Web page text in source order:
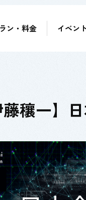
ン・料金 イベント
藤穰一】